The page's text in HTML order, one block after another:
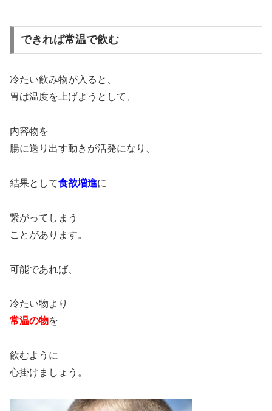
できれば常温で飲む
冷たい飲み物が入ると、
胃は温度を上げようとして、
内容物を
腸に送り出す動きが活発になり、
結果として食欲増進に
繋がってしまう
ことがあります。
可能であれば、
冷たい物より
常温の物を
飲むように
心掛けましょう。